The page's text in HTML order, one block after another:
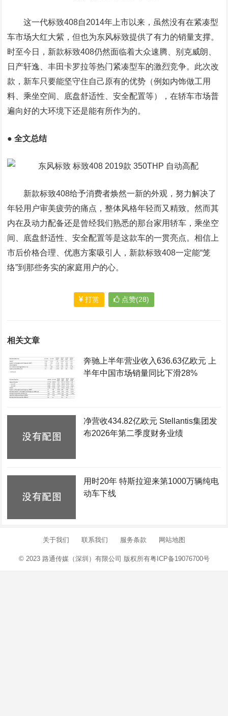
这一代标致408自2014年上市以来，虽然没有在紧凑型
车市场大红大紫，但也为东风标致提供了有力的销量支撑。
时至今日，新款标致408仍然面临着大众速腾、别克威朗、
日产轩逸、丰田卡罗拉等热门紧凑型车的激烈竞争。此次改
款，新车只要能坚守住自己原有的优势（例如内饰做工用
料、乘坐空间、底盘舒适性、安全配置等），在轿车市场普
遍向好的大环境下还是能有所作为的。
● 全文总结
新款标致408给予消费者焕然一新的外观，努力解决了
年轻用户审美疲劳的痛点，整体风格年轻而又精致。然而其
内在及动力配备还是曾经我们熟悉的那台家用轿车，乘坐空
间、底盘舒适性、安全配置等是这款车的一贯亮点。相信上
市后价格合理、优惠方案吸引人，新款标致408一定能“笼
络”到那些务实的家庭用户的心。
打赏 点赞(28)
相关文章
奔驰上半年营业收入636.63亿欧元 上
半年中国市场销量同比下滑28%
净营收434.82亿欧元 Stellantis集团发
布2026年第二季度财务业绩
用时20年 特斯拉迎来第1000万辆纯电
动车下线
关于我们 联系我们 服务条款 网站地图
© 2023 路通传媒（深圳）有限公司 版权所有粤ICP备19076700号